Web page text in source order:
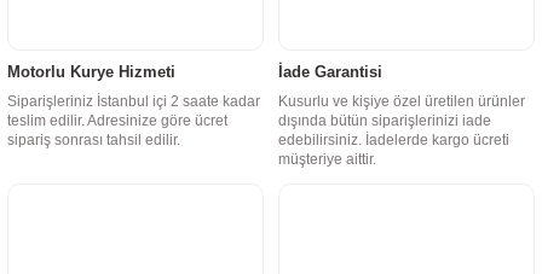
Motorlu Kurye Hizmeti
Siparişleriniz İstanbul içi 2 saate kadar
teslim edilir. Adresinize göre ücret
sipariş sonrası tahsil edilir.
İade Garantisi
Kusurlu ve kişiye özel üretilen ürünler
dışında bütün siparişlerinizi iade
edebilirsiniz. İadelerde kargo ücreti
müşteriye aittir.